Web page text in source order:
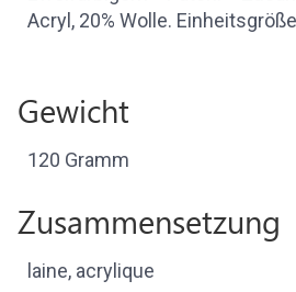
Acryl, 20% Wolle.
Gewicht
120 Gramm
Zusammensetzung
laine, acrylique